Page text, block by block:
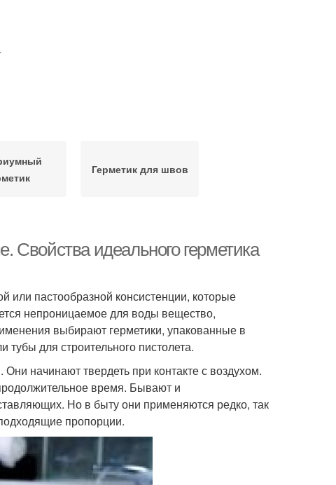
Герметик для швов
Свойства идеального герметика
пастообразной консистенции, которые
непроницаемое для воды вещество,
выбирают герметики, упакованные в
для строительного пистолета.
начинают твердеть при контакте с воздухом.
время. Бывают и
Но в быту они применяются редко, так
пропорции.